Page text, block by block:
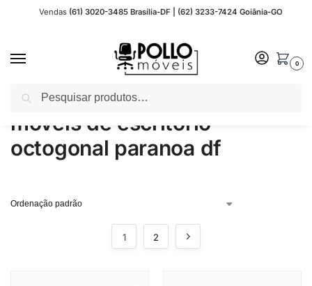
Vendas (61) 3020-3485 Brasília-DF | (62) 3233-7424 Goiânia-GO
0
Início Produtos marcados com a tag “moveis de escritorio octogonal paranoa df”
moveis de escritorio
octogonal paranoa df
1 2